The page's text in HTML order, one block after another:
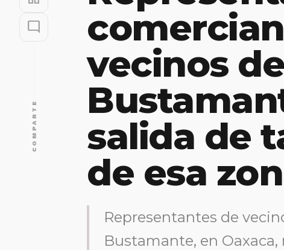
mode_comment
COMPARTE
vecinos
salida de
de esa
Representantes de
Bustamante, en